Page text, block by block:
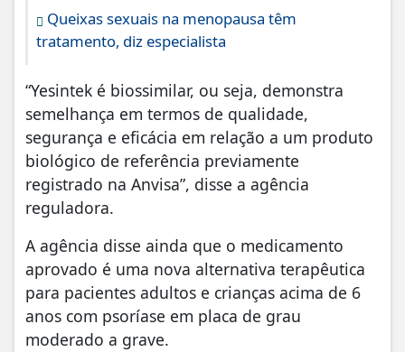
Queixas sexuais na menopausa têm
tratamento, diz especialista
“Yesintek é biossimilar, ou seja, demonstra
semelhança em termos de qualidade,
segurança e eficácia em relação a um produto
biológico de referência previamente
registrado na Anvisa”, disse a agência
reguladora.
A agência disse ainda que o medicamento
aprovado é uma nova alternativa terapêutica
para pacientes adultos e crianças acima de 6
anos com psoríase em placa de grau
moderado a grave.